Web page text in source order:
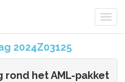
2024Z03125
rond het AML-pakket